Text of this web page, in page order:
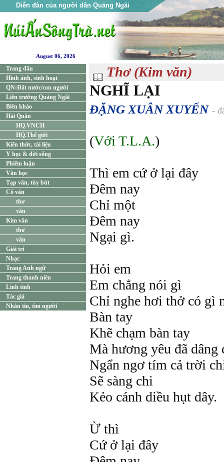
Diễn đàn của người dân Quảng Ngãi
August 06, 2026
Trang đầu
Hình ảnh, sinh hoạt
QN:Đất nước/con người
Liên trường Quảng Ngãi
Biên khảo
Hải Quân
HQ.VNCH
HQ.Thế giới
Kiến thức, tài liệu
Y học & đời sống
Phiếm luận
Văn học
Tạp văn, tùy bút
Cổ văn
thơ
văn
Kim văn
thơ
văn
Giải trí
Nhạc
Trang Anh ngữ
Trang thanh niên
Linh tinh
Tác giả
Nhắn tin, tìm người
Thơ (Kim văn)
NGHĨ LẠI
ĐẶNG XUÂN XUYẾN -
(Với T.L.A.)
Thì em cứ ở lại đây
Đêm nay
Chỉ một
Đêm nay
Ngại gì.
Hỏi em
Em chẳng nói gì
Chỉ nghe hơi thở có gì
Bàn tay
Khẽ chạm bàn tay
Mà hương yêu đã dâng
Ngẩn ngơ tím cả trời
Sẽ sàng chi
Kẻo cánh diều hụt dây.
Ừ thì
Cứ ở lại đây